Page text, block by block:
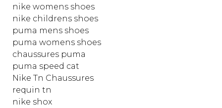
nike womens shoes
nike childrens shoes
puma mens shoes
puma womens shoes
chaussures puma
puma speed cat
Nike Tn Chaussures
requin tn
nike shox